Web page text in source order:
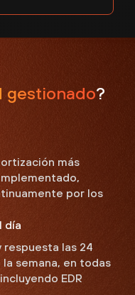
gestionado?
más
por los
día
las 24
semana, en todas
EDR